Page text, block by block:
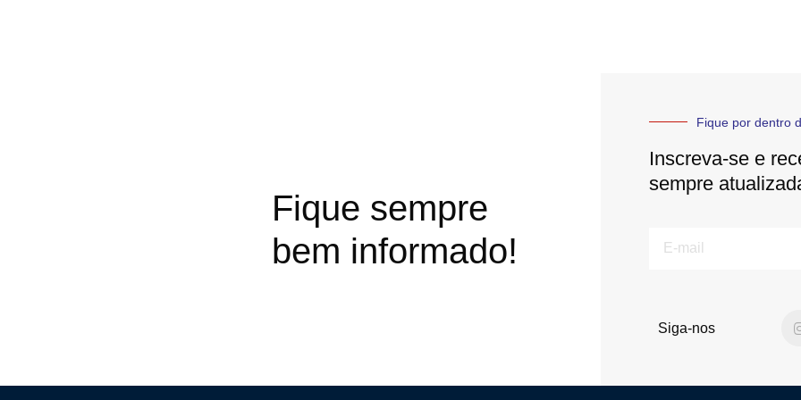
Fique sempre
bem informado!
Fique por dentro
Inscreva-se e
sempre
Siga-nos